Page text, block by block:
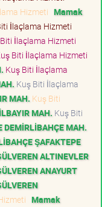
Hizmeti Mamak
İlaçlama Hizmeti
İlaçlama Hizmeti
Biti İlaçlama Hizmeti
Kuş Biti İlaçlama
Kuş Biti İlaçlama
MAH. Kuş Biti
MAH. Kuş Biti
MAH.
ŞAFAKTEPE
ALTINEVLER
ANAYURT
Mamak